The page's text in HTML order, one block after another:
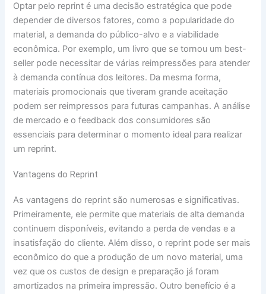
Optar pelo reprint é uma decisão estratégica que pode
depender de diversos fatores, como a popularidade do
material, a demanda do público-alvo e a viabilidade
econômica. Por exemplo, um livro que se tornou um best-
seller pode necessitar de várias reimpressões para atender
à demanda contínua dos leitores. Da mesma forma,
materiais promocionais que tiveram grande aceitação
podem ser reimpressos para futuras campanhas. A análise
de mercado e o feedback dos consumidores são
essenciais para determinar o momento ideal para realizar
um reprint.
Vantagens do Reprint
As vantagens do reprint são numerosas e significativas.
Primeiramente, ele permite que materiais de alta demanda
continuem disponíveis, evitando a perda de vendas e a
insatisfação do cliente. Além disso, o reprint pode ser mais
econômico do que a produção de um novo material, uma
vez que os custos de design e preparação já foram
amortizados na primeira impressão. Outro benefício é a